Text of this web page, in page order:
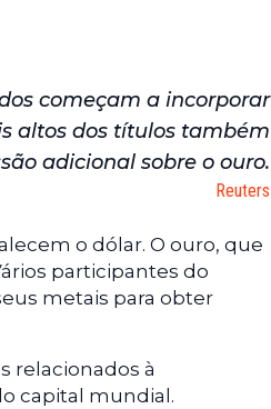
começam a incorporar
altos dos títulos também
adicional sobre o ouro.
Reuters
o dólar. O ouro, que
participantes do
metais para obter
relacionados à
capital mundial.